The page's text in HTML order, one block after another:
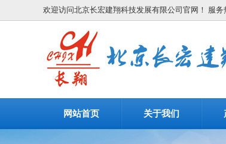
欢迎访问北京长宏建翔科技发展有限公司官网！ 服务
网站首页 关于我们